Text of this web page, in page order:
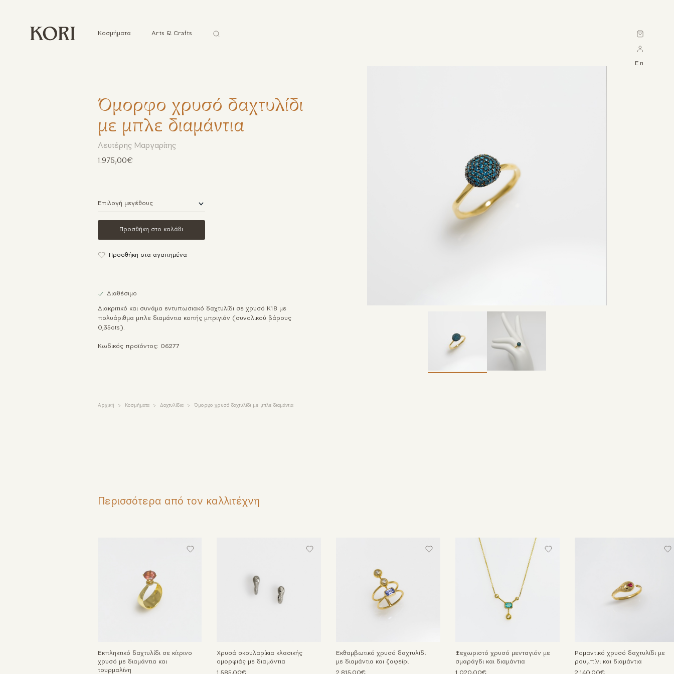
Cart
En
Κοσμήματα Arts & Crafts
Αναζήτηση
Όμορφο χρυσό δαχτυλίδι
με μπλε διαμάντια
Λευτέρης Μαργαρίτης
1.975,00€
Προσθήκη στο καλάθι
Προσθήκη στα αγαπημένα
Διαθέσιμο
Διακριτικό και συνάμα εντυπωσιακό δαχτυλίδι σε χρυσό Κ18 με
πολυάριθμα μπλε διαμάντια κοπής μπριγιάν (συνολικού βάρους
0,35cts).
Κωδικός προϊόντος: 06277
Αρχική Κοσμήματα Δαχτυλίδια Όμορφο χρυσό δαχτυλίδι με μπλε διαμάντια
Περισσότερα από τον καλλιτέχνη
Εκπληκτικό δαχτυλίδι σε κίτρινο
χρυσό με διαμάντια και
τουρμαλίνη
Χρυσά σκουλαρίκια κλασικής
ομορφιάς με διαμάντια
Εκθαμβωτικό χρυσό δαχτυλίδι
με διαμάντια και ζαφείρι
Ξεχωριστό χρυσό μενταγιόν με
σμαράγδι και διαμάντια
Ρομαντικό χρυσό δαχτυλίδι με
ρουμπίνι και διαμάντια